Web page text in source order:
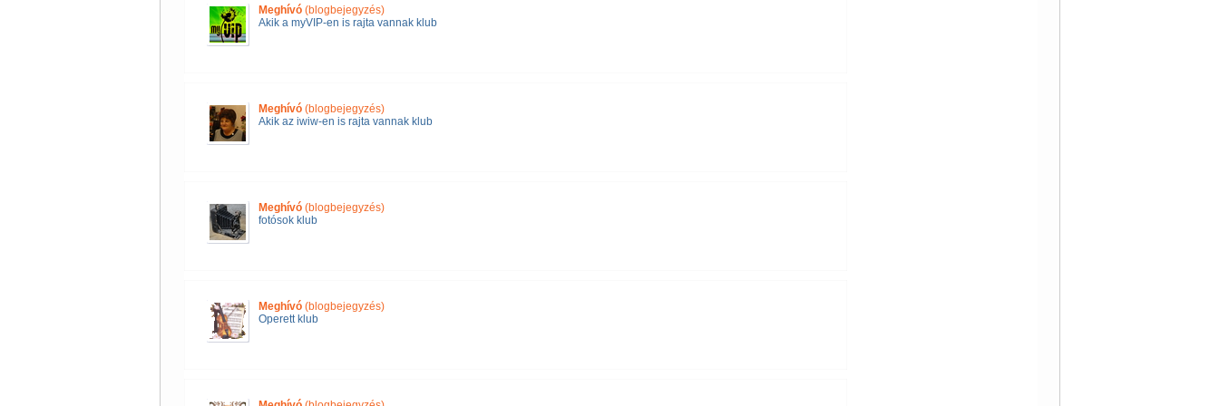
Meghívó(blogbejegyzés)
Akik a myVIP-en is rajta vannak klub
Meghívó(blogbejegyzés)
Akik az iwiw-en is rajta vannak klub
Meghívó(blogbejegyzés)
fotósok klub
Meghívó(blogbejegyzés)
Operett klub